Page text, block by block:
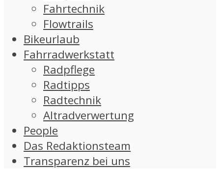
Fahrtechnik
Flowtrails
Bikeurlaub
Fahrradwerkstatt
Radpflege
Radtipps
Radtechnik
Altradverwertung
People
Das Redaktionsteam
Transparenz bei uns